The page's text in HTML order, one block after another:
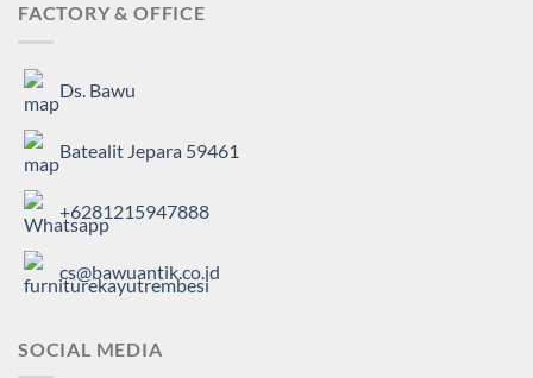
FACTORY & OFFICE
Ds. Bawu
Batealit Jepara 59461
+6281215947888
cs@bawuantik.co.id
SOCIAL MEDIA